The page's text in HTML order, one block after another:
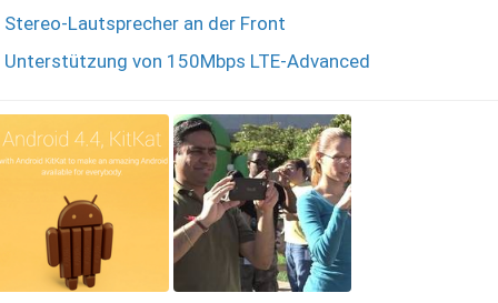
Stereo-Lautsprecher an der Front
Unterstützung von 150Mbps LTE-Advanced